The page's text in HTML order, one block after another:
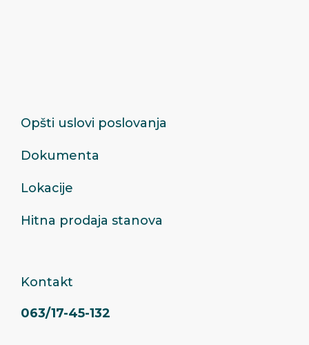
Opšti uslovi poslovanja
Dokumenta
Lokacije
Hitna prodaja stanova
Kontakt
063/17-45-132